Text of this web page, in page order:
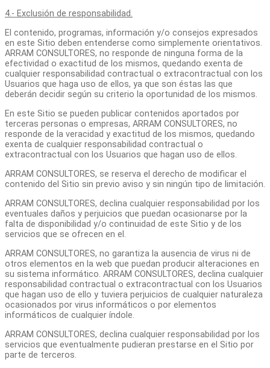
4.- Exclusión de responsabilidad.
El contenido, programas, información y/o consejos expresados
en este Sitio deben entenderse como simplemente orientativos.
ARRAM CONSULTORES, no responde de ninguna forma de la
efectividad o exactitud de los mismos, quedando exenta de
cualquier responsabilidad contractual o extracontractual con los
Usuarios que haga uso de ellos, ya que son éstas las que
deberán decidir según su criterio la oportunidad de los mismos.
En este Sitio se pueden publicar contenidos aportados por
terceras personas o empresas, ARRAM CONSULTORES, no
responde de la veracidad y exactitud de los mismos, quedando
exenta de cualquier responsabilidad contractual o
extracontractual con los Usuarios que hagan uso de ellos.
ARRAM CONSULTORES, se reserva el derecho de modificar el
contenido del Sitio sin previo aviso y sin ningún tipo de limitación.
ARRAM CONSULTORES, declina cualquier responsabilidad por los
eventuales daños y perjuicios que puedan ocasionarse por la
falta de disponibilidad y/o continuidad de este Sitio y de los
servicios que se ofrecen en el.
ARRAM CONSULTORES, no garantiza la ausencia de virus ni de
otros elementos en la web que puedan producir alteraciones en
su sistema informático. ARRAM CONSULTORES, declina cualquier
responsabilidad contractual o extracontractual con los Usuarios
que hagan uso de ello y tuviera perjuicios de cualquier naturaleza
ocasionados por virus informáticos o por elementos
informáticos de cualquier índole.
ARRAM CONSULTORES, declina cualquier responsabilidad por los
servicios que eventualmente pudieran prestarse en el Sitio por
parte de terceros.